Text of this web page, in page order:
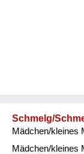
Schmelg/
Mädchen/kleines
Mädchen/kleines